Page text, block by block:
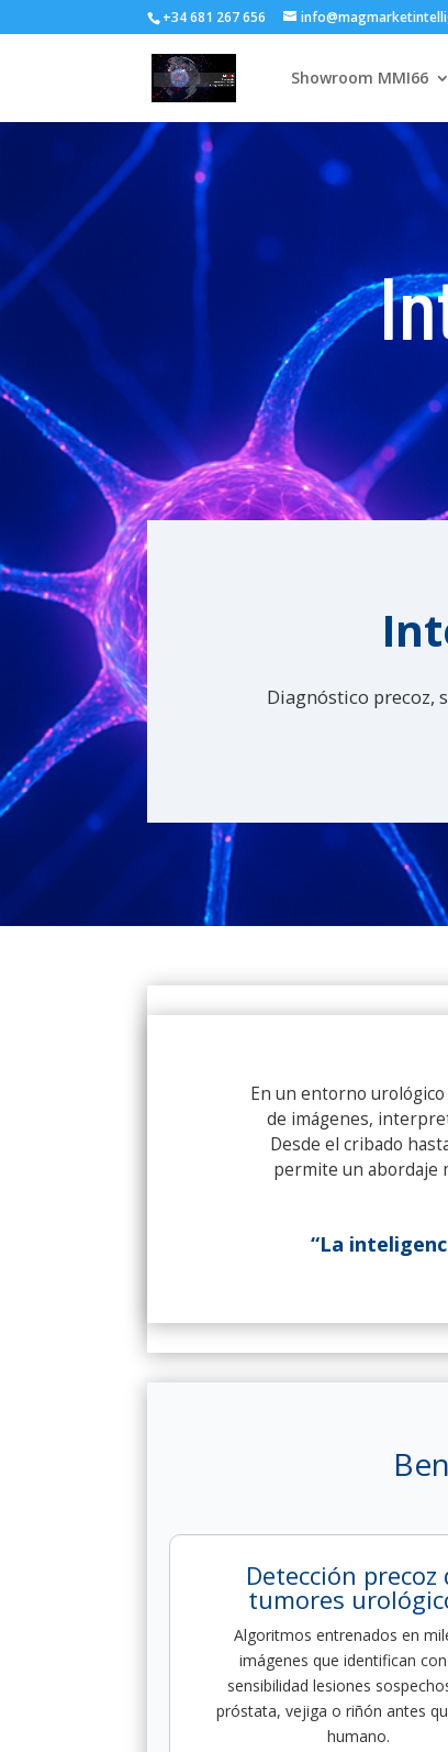
+34 681 267 656
Showroom MMI66
Diagnóstico precoz,
En un entorno urológico
de imágenes,
Desde el cribado
permite un abordaje
“La
Detección precoz
tumores
Algoritmos entrenados en
imágenes que identifican
sensibilidad lesiones
próstata, vejiga o riñón antes
humano.